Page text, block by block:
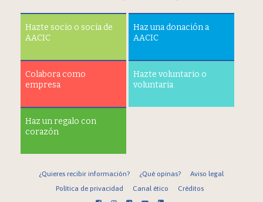
Hazte socio o socia de
AACIC
Haz una donación a
AACIC
Colabora como
empresa
Hazte voluntario o
voluntaria
Haz un regalo con
corazón
¿Quieres recibir información? ¿Qué opinas?
Aviso legal
Política de privacidad
Canal ético Créditos